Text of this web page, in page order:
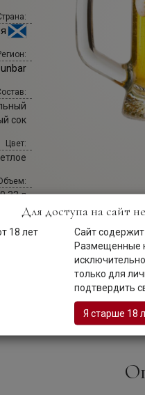
сок
Цвет:
0,33 л
пива:
IPA)
Для доступа на сайт
Сайт
Размещенные
только для
подтвердить
Я старше 18